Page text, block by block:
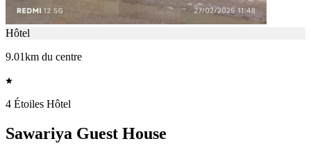
Hôtel
9.01km du centre
4 Étoiles Hôtel
Sawariya Guest House